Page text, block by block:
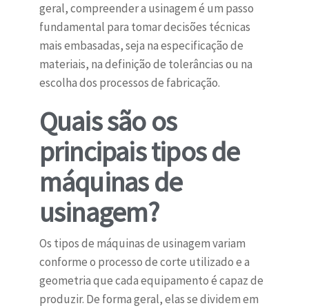
geral, compreender a usinagem é um passo
fundamental para tomar decisões técnicas
mais embasadas, seja na especificação de
materiais, na definição de tolerâncias ou na
escolha dos processos de fabricação.
Quais são os
principais tipos de
máquinas de
usinagem?
Os tipos de máquinas de usinagem variam
conforme o processo de corte utilizado e a
geometria que cada equipamento é capaz de
produzir. De forma geral, elas se dividem em